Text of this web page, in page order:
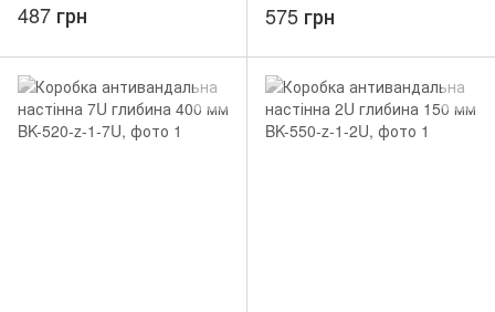
487 грн 575 грн